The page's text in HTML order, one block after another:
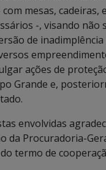
mesas, cadeiras,
-, visando não
de
ações de
Grande e,
envolvidas
da Procuradoria-
termo de